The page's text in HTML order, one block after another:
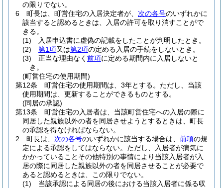
の限りでない。
6
町長は、町営住宅の入居決定者が、 次の各号のいずれかに
該当すると認めるときは、入居の許可を取り消すことがで
きる。
(1)
入居申込書に虚偽の記載をしたことが判明したとき。
(2)
第1項又は第2項の定める入居の手続をしないとき。
(3)
正当な理由なく 前項に定める期間内に入居しないと
き。
(町営住宅の使用期間)
第12条
町営住宅の使用期間は、3年とする。 ただし、当該
使用期間は、更新することができるものとする。
(同居の承認)
第13条
町営住宅の入居者は、当該町営住宅への入居の際に
同居した親族以外の者を同居させようとするときは、町長
の承認を得なければならない。
2
町長は、 次の各号のいずれかに該当する場合は、 前項の規
定による承認をしてはならない。 ただし、入居者が病気に
かかっていることその他特別の事情により当該入居者が入
居の際に同居した親族以外の者を同居させることが必要で
あると認めるときは、この限りでない。
(1)
当該承認による同居の後における当該入居者に係る収